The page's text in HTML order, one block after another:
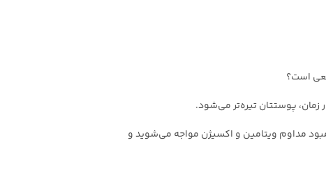
است؟
زمان، پوستتان تیره‌تر می‌شود.
مداوم ویتامین و اکسیژن مواجه می‌شوید و